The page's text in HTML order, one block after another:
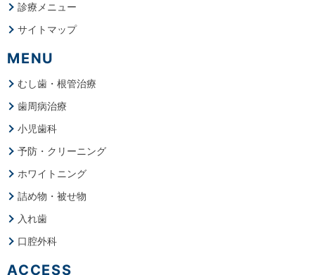
診療メニュー
サイトマップ
MENU
むし歯・根管治療
歯周病治療
小児歯科
予防・クリーニング
ホワイトニング
詰め物・被せ物
入れ歯
口腔外科
ACCESS